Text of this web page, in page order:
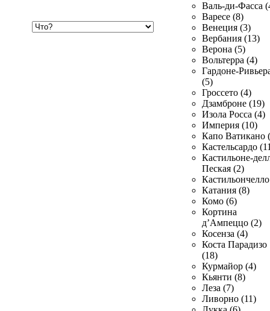
Валь-ди-Фасса
Варесе (8)
Венеция (3)
Вербания (13)
Верона (5)
Вольтерра (4)
Гардоне-
(5)
Гроссето (4)
Дзамброне (19)
Изола Росса (4)
Империя (10)
Капо Ватикано
Кастельсардо
Кастильоне-
Пеская (2)
Катания (8)
Комо (6)
Кортина
д’Ампеццо (2)
Косенза (4)
Коста Парадизо
(18)
Курмайор (4)
Кьянти (8)
Леза (7)
Ливорно (11)